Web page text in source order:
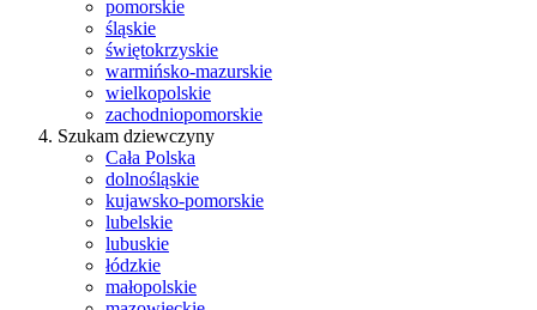
pomorskie
śląskie
świętokrzyskie
warmińsko-mazurskie
wielkopolskie
zachodniopomorskie
Szukam dziewczyny
Cała Polska
dolnośląskie
kujawsko-pomorskie
lubelskie
lubuskie
łódzkie
małopolskie